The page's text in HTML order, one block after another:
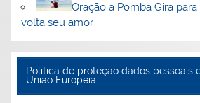
Oração a Pomba Gira
volta seu amor
Politica de proteção dados pessoais
União Europeia